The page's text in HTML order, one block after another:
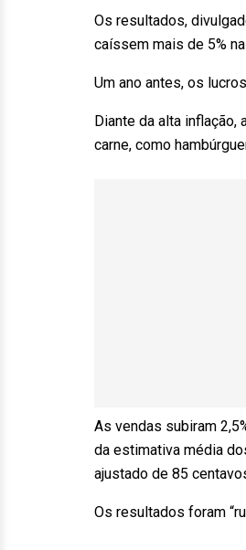
Os resultados,
caíssem mais de 5%
Um ano antes, os
Diante da alta
carne, como
As vendas subiram
da estimativa média
ajustado de 85
Os resultados foram